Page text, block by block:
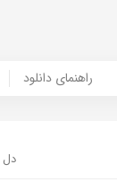
راهنمای دانلود
دل